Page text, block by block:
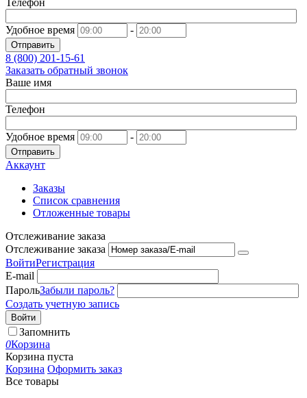
Телефон
Удобное время -
Отправить
8 (800) 201-15-61
Заказать обратный звонок
Ваше имя
Телефон
Удобное время -
Отправить
Аккаунт
Заказы
Список сравнения
Отложенные товары
Отслеживание заказа
Отслеживание заказа
ВойтиРегистрация
E-mail
ПарольЗабыли пароль?
Создать учетную запись
Войти
Запомнить
0Корзина
Корзина пуста
Корзина Оформить заказ
Все товары